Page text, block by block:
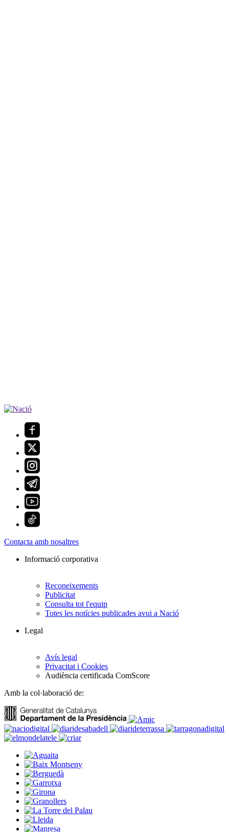
Contacta amb nosaltres
Informació corporativa
Reconeixements
Publicitat
Consulta tot l'equip
Totes les notícies publicades avui a Nació
Legal
Avís legal
Privacitat i Cookies
Audiència certificada ComScore
Amb la col·laboració de: